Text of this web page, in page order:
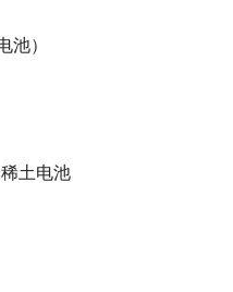
硅复合胶体蓄电池
奖
池）
土电池